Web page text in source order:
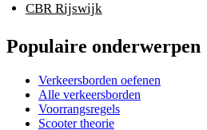
CBR Rijswijk
Populaire onderwerpen
Verkeersborden oefenen
Alle verkeersborden
Voorrangsregels
Scooter theorie